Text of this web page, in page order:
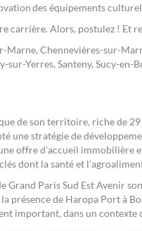
des équipements
carrière. Alors, postulez ! Et
Chennevières-sur-
Yerres, Santeny, Sucy-en-
de son territoire, riche de
une stratégie de
offre d’accueil
dont la santé et
Grand Paris Sud Est
présence de Haropa Port
important, dans un contexte